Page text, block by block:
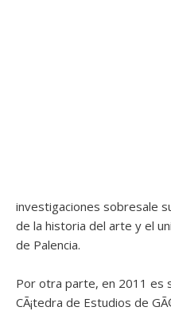
investigaciones sobresale
de la historia del arte y el
de Palencia.
Por otra parte, en 2011 es
CÃ¡tedra de Estudios de